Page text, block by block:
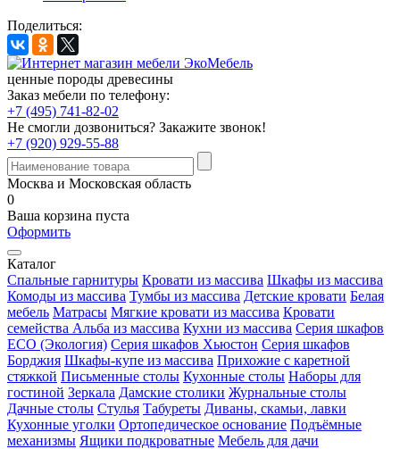
Поделиться:
ценные породы древесины
Заказ мебели по телефону:
+7 (495) 741-82-02
Не смогли дозвониться? Закажите звонок!
+7 (920) 929-55-88
Москва и Московская область
0
Ваша корзина пуста
Оформить
Каталог
Спальные гарнитуры Кровати из массива Шкафы из массива
Комоды из массива Тумбы из массива Детские кровати Белая
мебель Матрасы Мягкие кровати из массива Кровати
семейства Альба из массива Кухни из массива Серия шкафов
ECO (Экология) Серия шкафов Хьюстон Серия шкафов
Борджия Шкафы-купе из массива Прихожие с каретной
стяжкой Письменные столы Кухонные столы Наборы для
гостиной Зеркала Дамские столики Журнальные столы
Дачные столы Стулья Табуреты Диваны, скамьи, лавки
Кухонные уголки Ортопедическое основание Подъёмные
механизмы Ящики подкроватные Мебель для дачи